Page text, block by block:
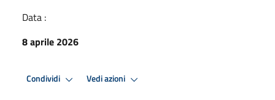
Data :
8 aprile 2026
Condividi Vedi azioni